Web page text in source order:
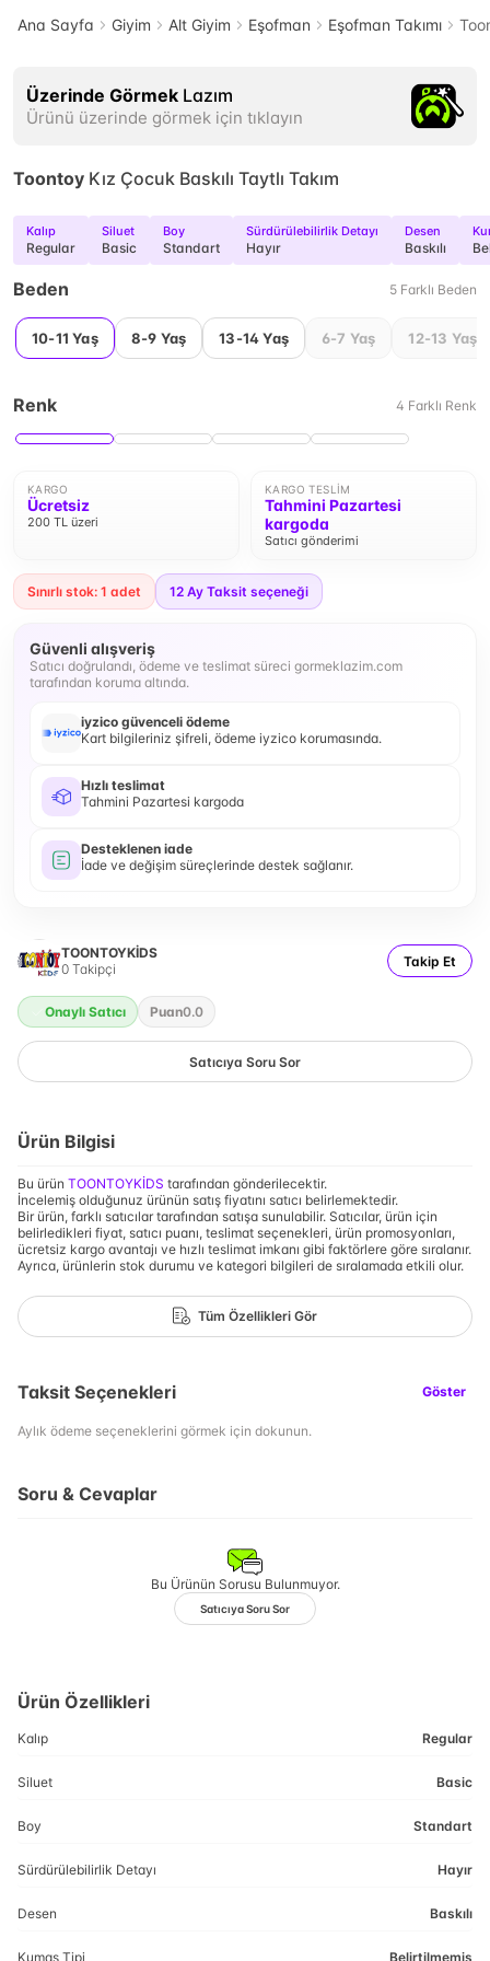
Ana Sayfa Giyim Alt Giyim Eşofman Eşofman Takımı
Üzerinde Görmek Lazım
Ürünü üzerinde görmek için tıklayın
Toontoy Kız Çocuk Baskılı Taytlı Takım
Kalıp
Regular
Siluet
Basic
Boy
Standart
Sürdürülebilirlik Detayı
Hayır
Desen
Baskılı
Beden 5 Farklı Beden
10-11 Yaş 8-9 Yaş 13-14 Yaş 6-7 Yaş 12-13 Yaş
Renk 4 Farklı Renk
KARGO
Ücretsiz
200 TL üzeri
KARGO TESLIM
Tahmini Pazartesi
kargoda
Satıcı gönderimi
Sınırlı stok: 1 adet 12 Ay Taksit seçeneği
Güvenli alışveriş
Satıcı doğrulandı, ödeme ve teslimat süreci gormeklazim.com
tarafından koruma altında.
iyzico güvenceli ödeme
Kart bilgileriniz şifreli, ödeme iyzico korumasında.
Hızlı teslimat
Tahmini Pazartesi kargoda
Desteklenen iade
İade ve değişim süreçlerinde destek sağlanır.
TOONTOYKİDS
0 Takipçi Takip Et
Onaylı Satıcı Puan0.0
Satıcıya Soru Sor
Ürün Bilgisi
Bu ürün TOONTOYKİDS tarafından gönderilecektir.
İncelemiş olduğunuz ürünün satış fiyatını satıcı belirlemektedir.
Bir ürün, farklı satıcılar tarafından satışa sunulabilir. Satıcılar, ürün için
belirledikleri fiyat, satıcı puanı, teslimat seçenekleri, ürün promosyonları,
ücretsiz kargo avantajı ve hızlı teslimat imkanı gibi faktörlere göre sıralanır.
Ayrıca, ürünlerin stok durumu ve kategori bilgileri de sıralamada etkili olur.
Tüm Özellikleri Gör
Taksit Seçenekleri Göster
Aylık ödeme seçeneklerini görmek için dokunun.
Soru & Cevaplar
Bu Ürünün Sorusu Bulunmuyor.
Satıcıya Soru Sor
Ürün Özellikleri
Kalıp Regular
Siluet Basic
Boy Standart
Sürdürülebilirlik Detayı Hayır
Desen Baskılı
Kumaş Tipi Belirtilmemiş